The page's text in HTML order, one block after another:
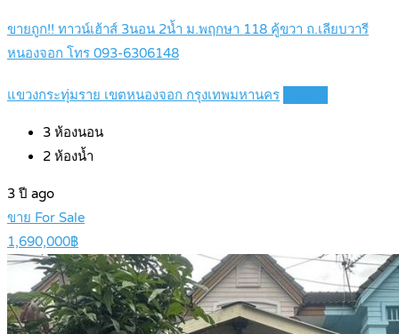
ขายถูก!! ทาวน์เฮ้าส์ 3นอน 2น้ำ ม.พฤกษา 118 คู้ขวา ถ.เลียบวารี
หนองจอก โทร 093-6306148
แขวงกระทุ่มราย เขตหนองจอก กรุงเทพมหานคร
3 ห้องนอน
2 ห้องน้ำ
3 ปี ago
ขาย For Sale
1,690,000฿